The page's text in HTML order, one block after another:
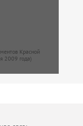
Красной
2009 года)